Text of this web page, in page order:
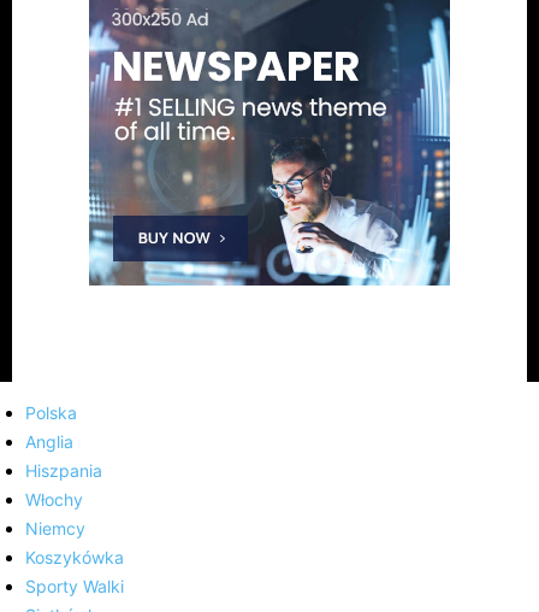
Polska
Anglia
Hiszpania
Włochy
Niemcy
Koszykówka
Sporty Walki